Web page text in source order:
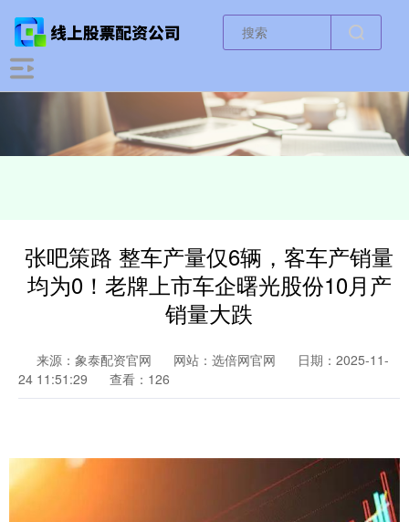
张吧策路 整车产量仅6辆，客车产销量
均为0！老牌上市车企曙光股份10月产
销量大跌
来源：象泰配资官网 网站：选倍网官网
日期：2025-11-
24 11:51:29
查看：126